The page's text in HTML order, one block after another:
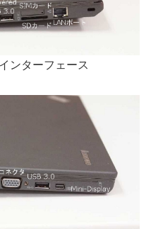
ンターフェース